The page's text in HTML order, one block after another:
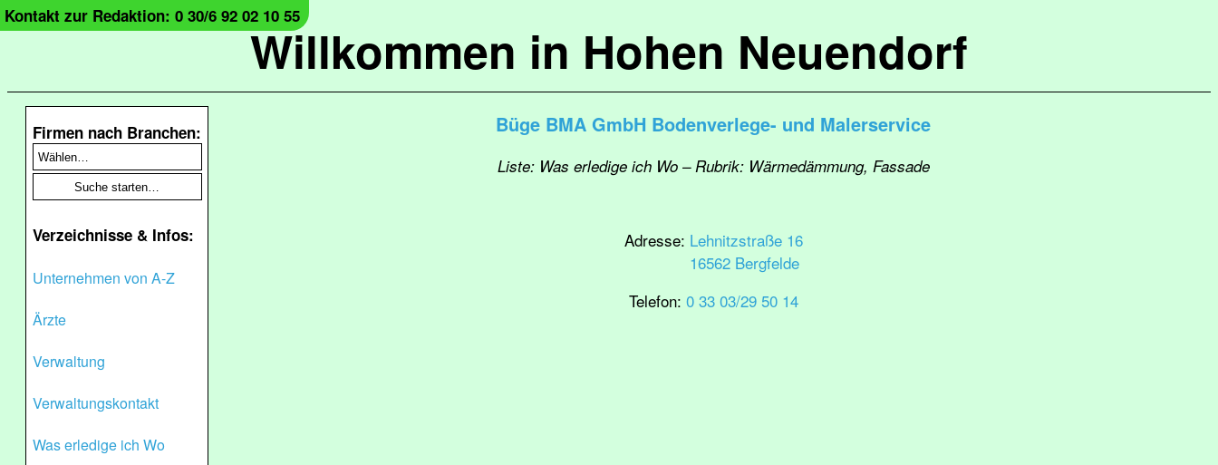
Willkommen in Hohen Neuendorf
Kontakt zur Redaktion: 0 30/6 92 02 10 55
Firmen nach Branchen:
Verzeichnisse & Infos:
Unternehmen von A-Z
Ärzte
Verwaltung
Verwaltungskontakt
Was erledige ich Wo
Büge BMA GmbH Bodenverlege- und Malerservice
Liste: Was erledige ich Wo – Rubrik: Wärmedämmung, Fassade
Adresse: Lehnitzstraße 16
16562 Bergfelde
Telefon: 0 33 03/29 50 14